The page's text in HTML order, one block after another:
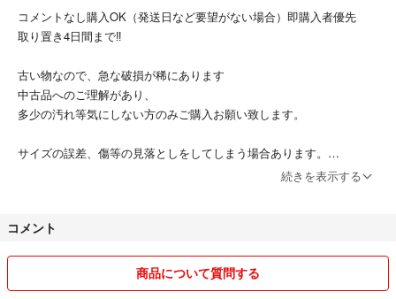
コメントなし購入OK（発送日など要望がない場合）即購入者優先
取り置き4日間まで‼︎
古い物なので、急な破損が稀にあります
中古品へのご理解があり、
多少の汚れ等気にしない方のみご購入お願い致します。
サイズの誤差、傷等の見落としをしてしまう場合あります。
直接見ることのできないお取り引きなので、
ほとんどが一点物になります。
続きを表示する
コメント
商品について質問する